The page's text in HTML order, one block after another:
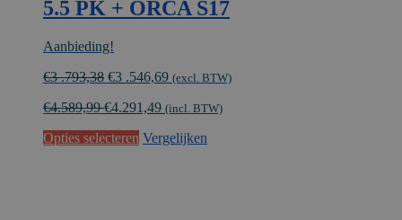
5.5 PK + ORCA S17
Aanbieding!
€3 .793,38 Oorspronkelijke
was:
.793,38.
€3 .546,69Huidige
is:
.546,69.
(excl. BTW)
€4.589,99€4.291,49 (incl. BTW)
Opties selecteren Vergelijken